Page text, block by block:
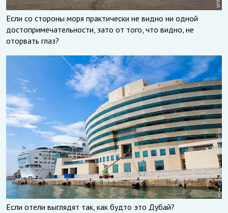
Если со стороны моря практически не видно ни одной
достопримечательности, зато от того, что видно, не
оторвать глаз?
Если отели выглядят так, как будто это Дубай?